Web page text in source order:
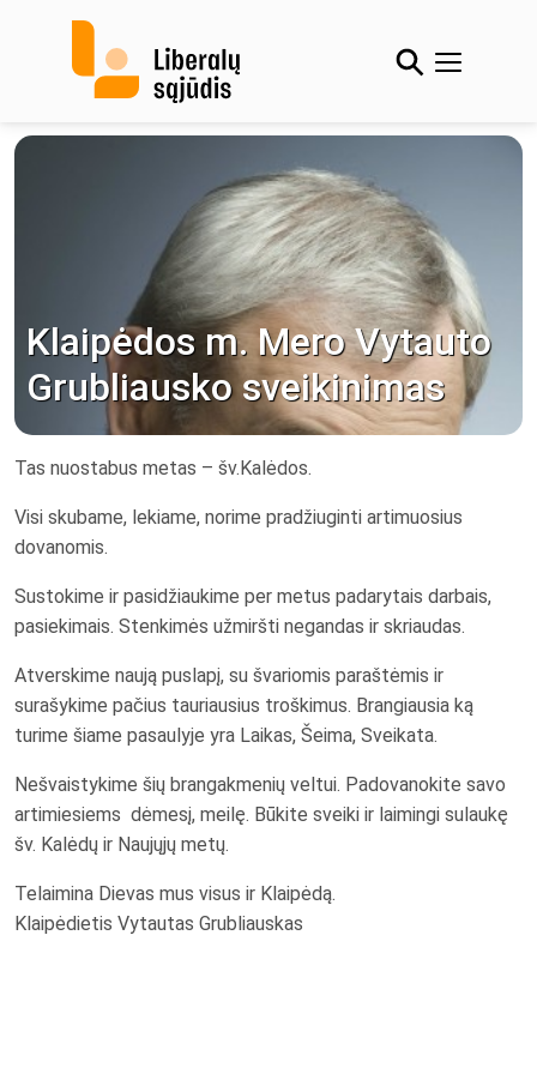
Klaipėdos m. Mero Vytauto
Grubliausko sveikinimas
Tas nuostabus metas – šv.Kalėdos.
Visi skubame, lekiame, norime pradžiuginti artimuosius
dovanomis.
Sustokime ir pasidžiaukime per metus padarytais darbais,
pasiekimais. Stenkimės užmiršti negandas ir skriaudas.
Atverskime naują puslapį, su švariomis paraštėmis ir
surašykime pačius tauriausius troškimus. Brangiausia ką
turime šiame pasaulyje yra Laikas, Šeima, Sveikata.
Nešvaistykime šių brangakmenių veltui. Padovanokite savo
artimiesiems dėmesį, meilę. Būkite sveiki ir laimingi sulaukę
šv. Kalėdų ir Naujųjų metų.
Telaimina Dievas mus visus ir Klaipėdą.
Klaipėdietis Vytautas Grubliauskas